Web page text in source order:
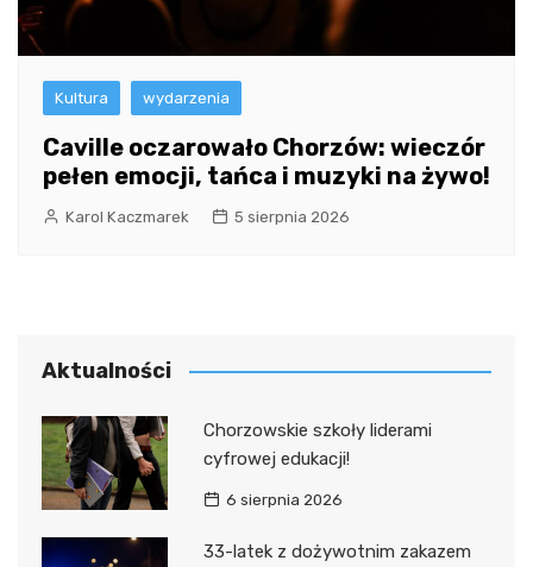
Kultura wydarzenia
Caville oczarowało Chorzów: wieczór
pełen emocji, tańca i muzyki na żywo!
Karol Kaczmarek 5 sierpnia 2026
Aktualności
Chorzowskie szkoły liderami
cyfrowej edukacji!
6 sierpnia 2026
33-latek z dożywotnim zakazem